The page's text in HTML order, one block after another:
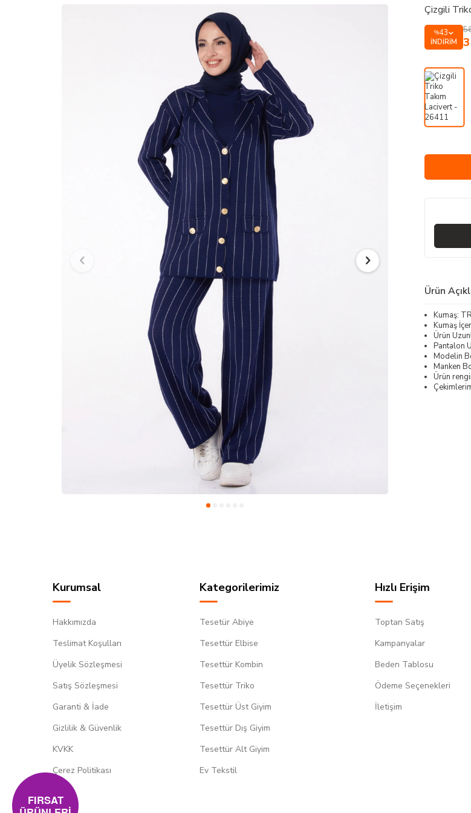
Çizgili
%43
İNDIRIM
Ürün
Kumaş:
Kumaş
Ürün
Pantalon
Modelin
Manken
Ürün
Kurumsal
Hakkımızda
Teslimat Koşulları
Üyelik Sözleşmesi
Satış Sözleşmesi
Garanti & İade
Gizlilik & Güvenlik
KVKK
Çerez Politikası
Kategorilerimiz
Tesetür Abiye
Tesettür Elbise
Tesettür Kombin
Tesettür Triko
Tesettür Üst Giyim
Tesettür Dış Giyim
Tesettür Alt Giyim
Ev Tekstil
Hızlı Erişim
Toptan Satış
Kampanyalar
Beden Tablosu
Ödeme Seçenekleri
İletişim
FIRSAT